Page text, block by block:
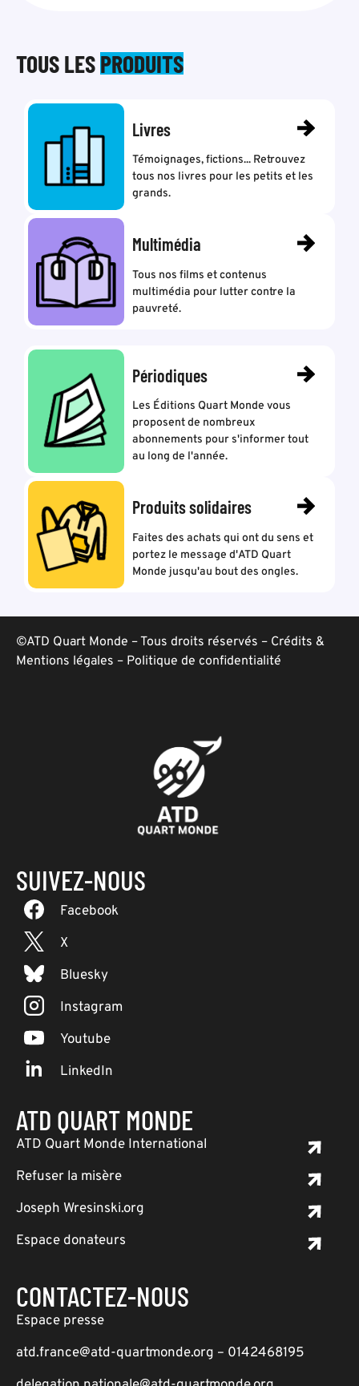
TOUS LESPRODUITS
Livres
Témoignages, fictions... Retrouvez
tous nos livres pour les petits et les
grands.
Multimédia
Tous nos films et contenus
multimédia pour lutter contre la
pauvreté.
Périodiques
Les Éditions Quart Monde vous
proposent de nombreux
abonnements pour s'informer tout
au long de l'année.
Produits solidaires
Faites des achats qui ont du sens et
portez le message d'ATD Quart
Monde jusqu'au bout des ongles.
©ATD Quart Monde – Tous droits réservés – Crédits &
Mentions légales – Politique de confidentialité
SUIVEZ-NOUS
Facebook
X
Bluesky
Instagram
Youtube
LinkedIn
ATD QUART MONDE
ATD Quart Monde International
Refuser la misère
Joseph Wresinski.org
Espace donateurs
CONTACTEZ-NOUS
Espace presse
atd.france@atd-quartmonde.org – 0142468195